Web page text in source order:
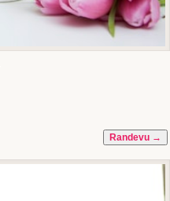
Randevu →